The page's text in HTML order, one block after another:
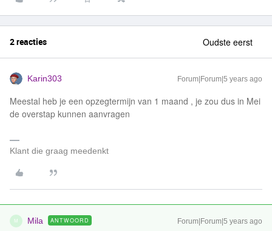
2 reacties Oudste eerst
Karin303 Forum|Forum|5 years ago
Meestal heb je een opzegtermijn van 1 maand , je zou dus in Mei
de overstap kunnen aanvragen
Klant die graag meedenkt
M Mila ANTWOORD Forum|Forum|5 years ago